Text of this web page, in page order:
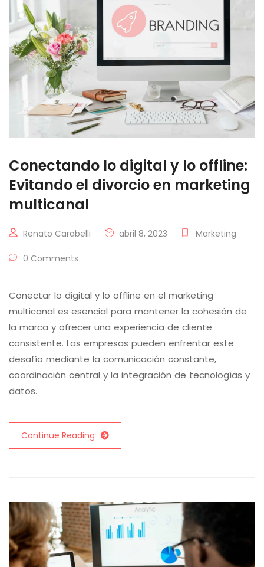
Conectando lo digital y lo offline:
Evitando el divorcio en marketing
multicanal
Renato Carabelli abril 8, 2023 Marketing
0 Comments
Conectar lo digital y lo offline en el marketing
multicanal es esencial para mantener la cohesión de
la marca y ofrecer una experiencia de cliente
consistente. Las empresas pueden enfrentar este
desafío mediante la comunicación constante,
coordinación central y la integración de tecnologías y
datos.
Continue Reading